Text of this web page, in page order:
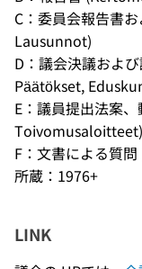
C：委員会報告書
Lausunnot)
D：議会決議およ
Päätökset,
E：議員提出法案
Toivomusaloitteet)
F：文書による質
所蔵：1976+
LINK